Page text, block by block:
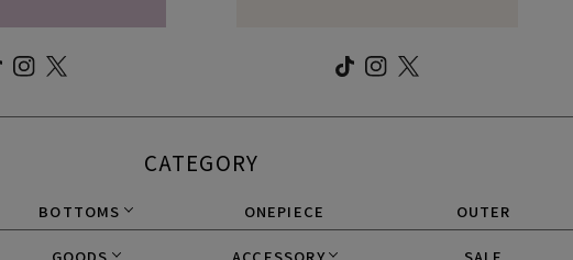
CATEGORY
BOTTOMS ONEPIECE OUTER